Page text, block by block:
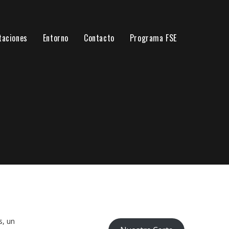
Entorno Contacto Programa FSE
un